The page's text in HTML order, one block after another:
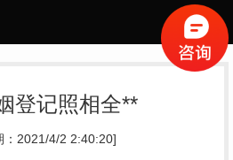
登记照相全**
：2021/4/2 2:40:20]